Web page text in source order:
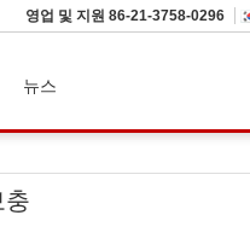
영업 및 지원 86-21-3758-0296
뉴스
충